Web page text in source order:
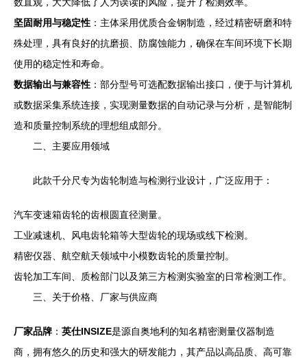
坚固耐用与稳定性 ：主体采用优质合金钢制造，经过精密研磨和特
殊处理，具有良好的抗磨损、防腐蚀能力，确保在车间环境下长期
使用的稳定性和寿命。
数据输出与兼容性 ：部分型号可选配数据输出接口，便于与计算机
或数据采集系统连接，实现测量数据的自动记录与分析，是智能制
造和质量控制系统的理想组成部分。
二、主要应用领域
此款千分尺专为齿轮制造与检测行业设计，广泛应用于：
汽车变速箱齿轮的齿根圆直径测量。
工业减速机、风电齿轮箱等大型齿轮的现场或线下检测。
精密仪器、航空航天领域中小模数齿轮的质量控制。
齿轮加工车间、质检部门以及第三方检测实验室的日常检测工作。
三、关于价格、厂家与供应商
厂家品牌 ： 英仕INSIZE是源自奥地利的知名精密测量仪器制造
商，拥有悠久的历史和强大的研发能力，其产品以高品质、高可靠